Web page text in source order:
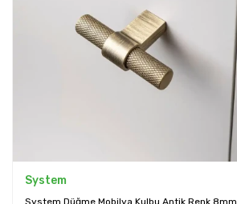
System
System Düğme Mobilya Kulbu Antik Renk 8mm